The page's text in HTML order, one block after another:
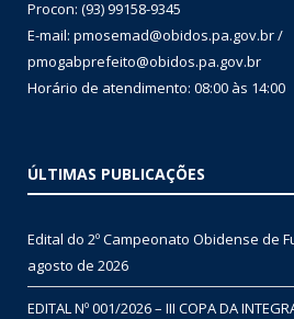
Procon: (93) 99158-9345
E-mail: pmosemad@obidos.pa.gov.br /
pmogabprefeito@obidos.pa.gov.br
Horário de atendimento: 08:00 às 14:00
ÚLTIMAS PUBLICAÇÕES
Edital do 2º Campeonato Obidense de
agosto de 2026
EDITAL Nº 001/2026 – III COPA DA